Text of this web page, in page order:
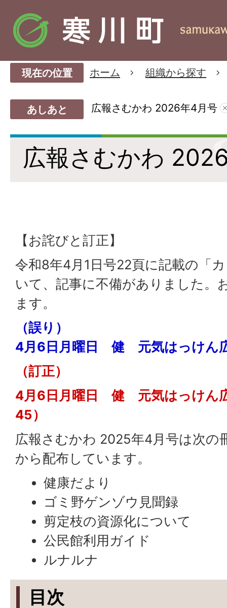
現在の位置 ホーム 組織から探す
あしあと 広報さむかわ 2026年4月号
広報さむかわ
【お詫びと訂正】
令和8年4月1日号22頁に記載の「
いて、記事に不備がありました。
ます。
（誤り）
4月6日月曜日 健 元気はっけん
（訂正）
4月6日月曜日 健 元気はっけん
45）
広報さむかわ 2025年4月号は次の
から配布しています。
健康だより
ゴミ野ゲンゾウ見聞録
剪定枝の資源化について
公民館利用ガイド
ルナルナ
目次